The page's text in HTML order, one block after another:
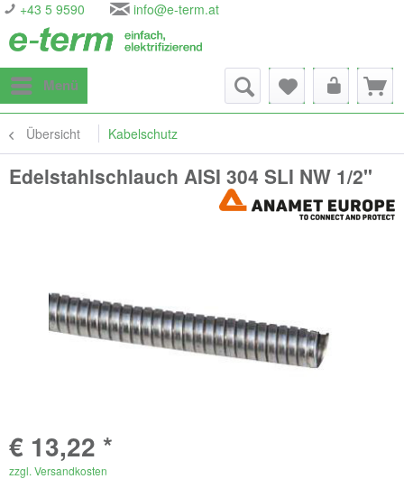
+43 5 9590 info@e-term.at
Menü
Übersicht Kabelschutz
Edelstahlschlauch AISI 304 SLI NW 1/2"
€ 13,22 *
zzgl. Versandkosten